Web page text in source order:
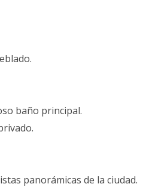
baño principal.
panorámicas de la ciudad.